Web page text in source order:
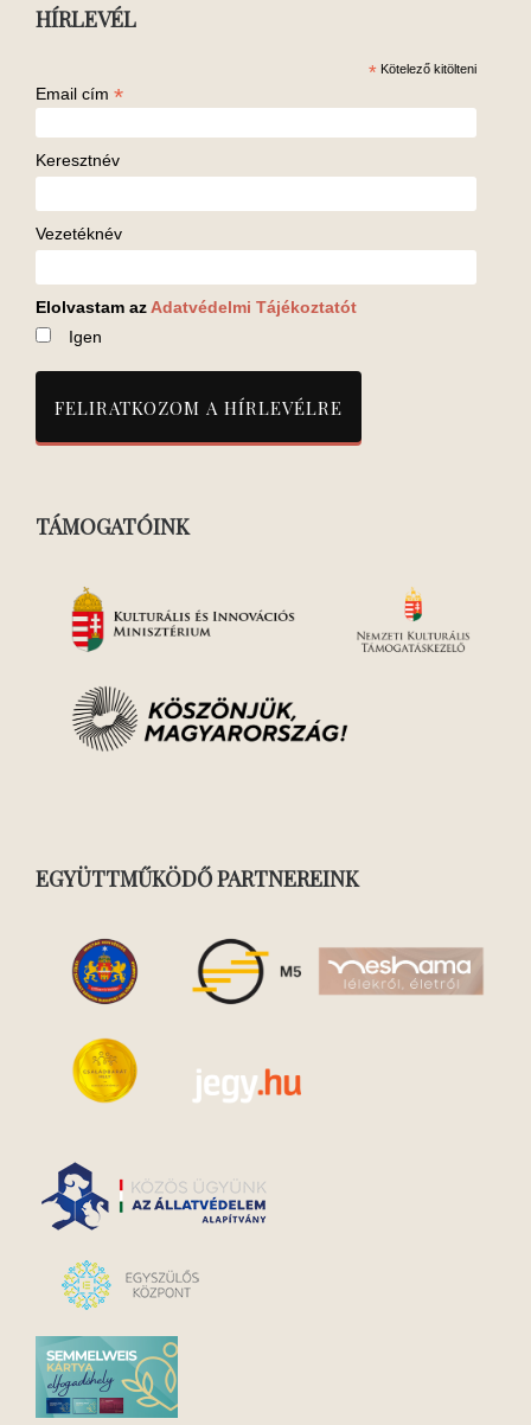
HÍRLEVÉL
* Kötelező kitölteni
Email cím *
Keresztnév
Vezetéknév
Elolvastam az Adatvédelmi Tájékoztatót
Igen
TÁMOGATÓINK
EGYÜTTMŰKÖDŐ PARTNEREINK